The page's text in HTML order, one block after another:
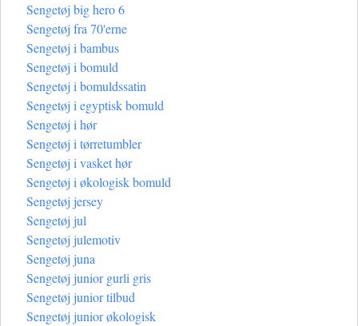
Sengetøj big hero 6
Sengetøj fra 70'erne
Sengetøj i bambus
Sengetøj i bomuld
Sengetøj i bomuldssatin
Sengetøj i egyptisk bomuld
Sengetøj i hør
Sengetøj i tørretumbler
Sengetøj i vasket hør
Sengetøj i økologisk bomuld
Sengetøj jersey
Sengetøj jul
Sengetøj julemotiv
Sengetøj juna
Sengetøj junior gurli gris
Sengetøj junior tilbud
Sengetøj junior økologisk